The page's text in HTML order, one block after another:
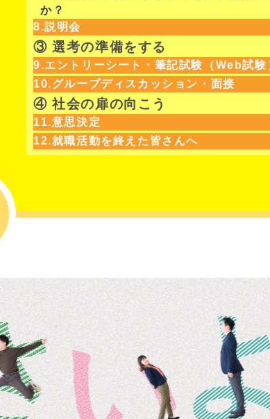
か？
8.説明会
③ 選考の準備をする
9.エントリーシート・筆記試験（Web試験
10.グループディスカッション・面接
④ 社会の扉の向こう
11.意思決定
12.就職活動を終えた皆さんへ